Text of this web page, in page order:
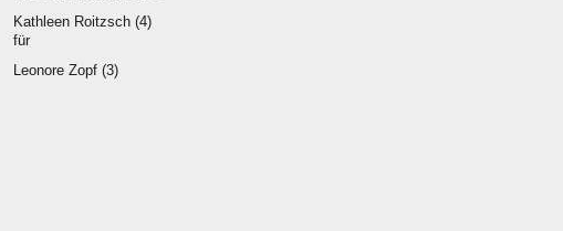
  
für
  